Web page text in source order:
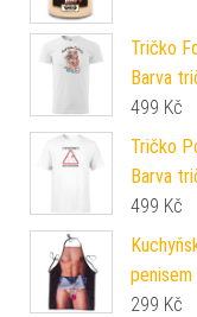
Tričko
Barva
499 Kč
Tričko
Barva
499 Kč
penisem
299 Kč